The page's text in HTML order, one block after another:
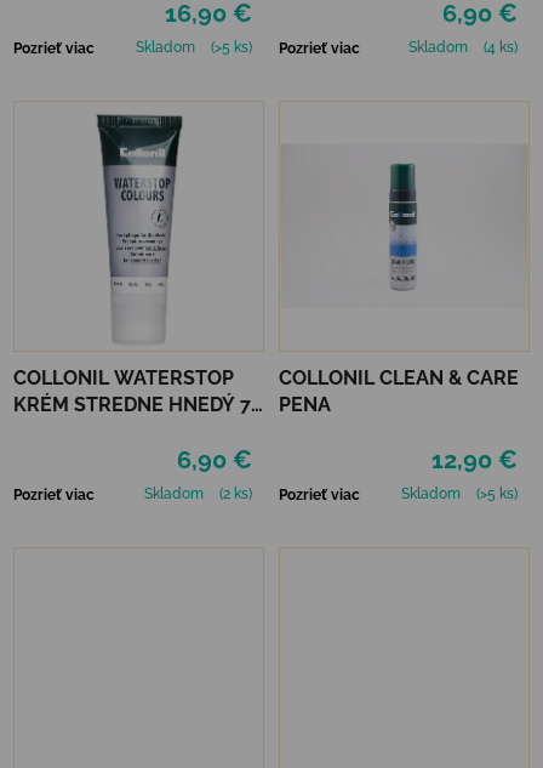
16,90 €
Pozrieť viac Skladom (>5 ks)
6,90 €
Pozrieť viac Skladom (4 ks)
COLLONIL WATERSTOP
KRÉM STREDNE HNEDÝ 75
6,90 €
Pozrieť viac Skladom (2 ks)
COLLONIL CLEAN & CARE
PENA
12,90 €
Pozrieť viac Skladom (>5 ks)